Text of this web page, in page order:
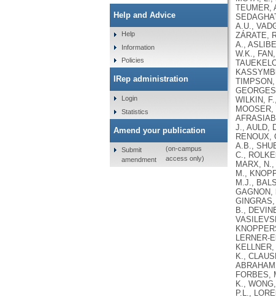
Help and Advice
Help
Information
Policies
IRep administration
Login
Statistics
Amend your publication
Submit
amendment
(on-campus
access only)